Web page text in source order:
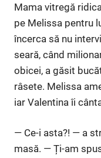
Mama vitregă
pe Melissa pentru
încerca să nu
seară, când
obicei, a găsit
râsete. Melissa
iar Valentina îi
— Ce-i asta?! — a
masă. — Ți-am